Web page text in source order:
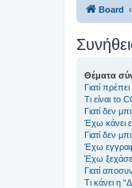
Board
Θέματα
Γιατί
Τι είναι το
Γιατί δεν
Έχω κάνει
Γιατί δεν
Έχω
Έχω
Γιατί
Τι κάνει η